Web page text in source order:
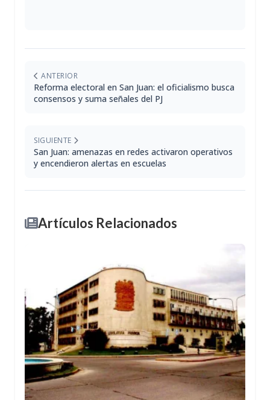
ANTERIOR
Reforma electoral en San Juan: el oficialismo busca
consensos y suma señales del PJ
SIGUIENTE
San Juan: amenazas en redes activaron operativos
y encendieron alertas en escuelas
Artículos Relacionados